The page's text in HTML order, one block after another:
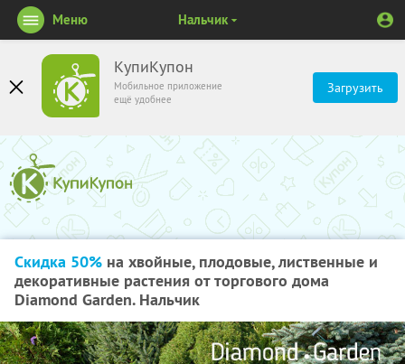
КупиКупон
Мобильное приложение
ещё удобнее
Загрузить
Меню Нальчик
Скидка 50% на хвойные, плодовые, лиственные и
декоративные растения от торгового дома
Diamond Garden. Нальчик